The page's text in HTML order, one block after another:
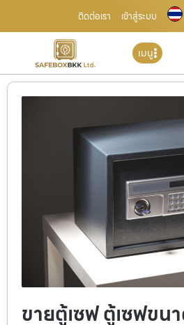
ติดต่อเรา เข้าสู่ระบบ
เมนู
ขายตู้เซฟ ตู้เซฟขน